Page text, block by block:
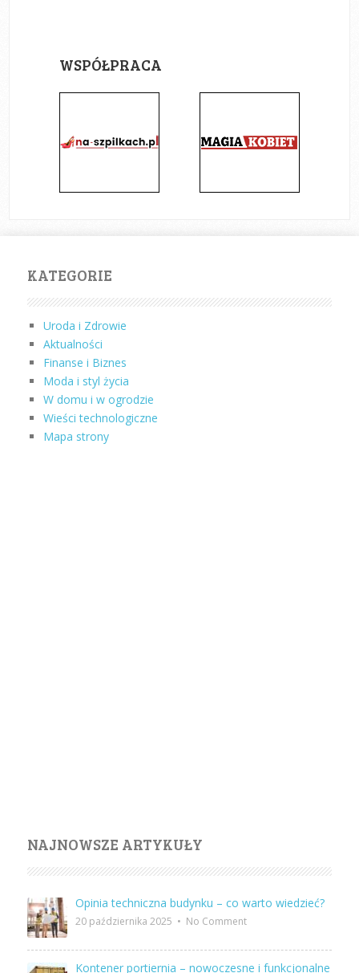
WSPÓŁPRACA
KATEGORIE
Uroda i Zdrowie
Aktualności
Finanse i Biznes
Moda i styl życia
W domu i w ogrodzie
Wieści technologiczne
Mapa strony
NAJNOWSZE ARTYKUŁY
Opinia techniczna budynku – co warto wiedzieć?
20 października 2025 • No Comment
Kontener portiernia – nowoczesne i funkcjonalne